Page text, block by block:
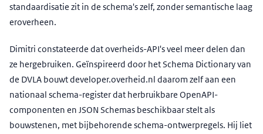
standaardisatie zit in de schema's zelf, zonder semantische laag
eroverheen.
Dimitri constateerde dat overheids-API's veel meer delen dan
ze hergebruiken. Geïnspireerd door het Schema Dictionary van
de DVLA bouwt developer.overheid.nl daarom zelf aan een
nationaal schema-register dat herbruikbare OpenAPI-
componenten en JSON Schemas beschikbaar stelt als
bouwstenen, met bijbehorende schema-ontwerpregels. Hij liet